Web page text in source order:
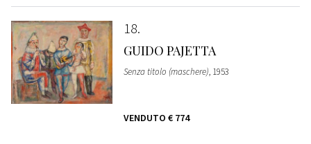
18
GUIDO PAJETTA
Senza titolo (maschere), 1953
VENDUTO € 774